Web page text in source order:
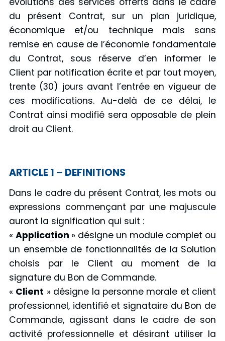
du présent Contrat, sur un plan juridique,
économique et/ou technique mais sans
remise en cause de l’économie fondamentale
du Contrat, sous réserve d’en informer le
Client par notification écrite et par tout moyen,
trente (30) jours avant l’entrée en vigueur de
ces modifications. Au-delà de ce délai, le
Contrat ainsi modifié sera opposable de plein
droit au Client.
ARTICLE 1 – DEFINITIONS
Dans le cadre du présent Contrat, les mots ou
expressions commençant par une majuscule
auront la signification qui suit :
« Application » désigne un module complet ou
un ensemble de fonctionnalités de la Solution
choisis par le Client au moment de la
signature du Bon de Commande.
« Client » désigne la personne morale et client
professionnel, identifié et signataire du Bon de
Commande, agissant dans le cadre de son
activité professionnelle et désirant utiliser la